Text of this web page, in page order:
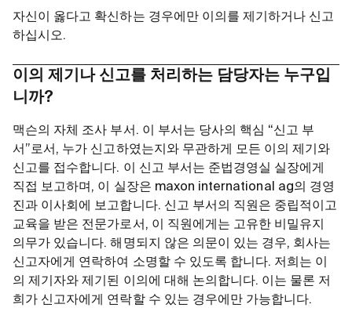
자신이 옳다고 확신하는 경우에만 이의를 제기하거나 신고
하십시오.
이의 제기나 신고를 처리하는 담당자는 누구입
니까?
맥슨의 자체 조사 부서. 이 부서는 당사의 핵심 “신고 부
서”로서, 누가 신고하였는지와 무관하게 모든 이의 제기와
신고를 접수합니다. 이 신고 부서는 준법경영실 실장에게
직접 보고하며, 이 실장은 maxon international ag의 경영
진과 이사회에 보고합니다. 신고 부서의 직원은 중립적이고
교육을 받은 전문가로서, 이 직원에게는 고유한 비밀유지
의무가 있습니다. 해명되지 않은 의문이 있는 경우, 회사는
신고자에게 연락하여 소명할 수 있도록 합니다. 저희는 이
의 제기자와 제기된 이의에 대해 논의합니다. 이는 물론 저
희가 신고자에게 연락할 수 있는 경우에만 가능합니다.